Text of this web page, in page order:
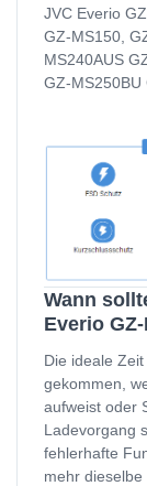
JVC Everio
GZ-MS150,
MS240AUS
GZ-MS250BU
Wann
Everio
Die ideale
gekommen,
aufweist oder
Ladevorgang
fehlerhafte
mehr